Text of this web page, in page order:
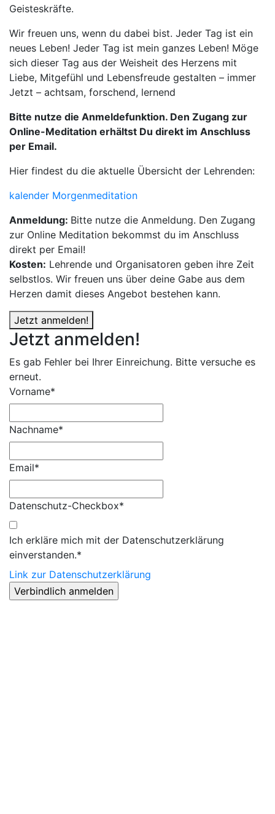
Geisteskräfte.
Wir freuen uns, wenn du dabei bist. Jeder Tag ist ein
neues Leben! Jeder Tag ist mein ganzes Leben! Möge
sich dieser Tag aus der Weisheit des Herzens mit
Liebe, Mitgefühl und Lebensfreude gestalten – immer
Jetzt – achtsam, forschend, lernend
Bitte nutze die Anmeldefunktion. Den Zugang zur
Online-Meditation erhältst Du direkt im Anschluss
per Email.
Hier findest du die aktuelle Übersicht der Lehrenden:
kalender Morgenmeditation
Anmeldung: Bitte nutze die Anmeldung. Den Zugang
zur Online Meditation bekommst du im Anschluss
direkt per Email!
Kosten: Lehrende und Organisatoren geben ihre Zeit
selbstlos. Wir freuen uns über deine Gabe aus dem
Herzen damit dieses Angebot bestehen kann.
Jetzt anmelden!
Jetzt anmelden!
Es gab Fehler bei Ihrer Einreichung. Bitte versuche es
erneut.
Vorname*
Nachname*
Email*
Datenschutz-Checkbox*
Ich erkläre mich mit der Datenschutzerklärung
einverstanden.*
Link zur Datenschutzerklärung